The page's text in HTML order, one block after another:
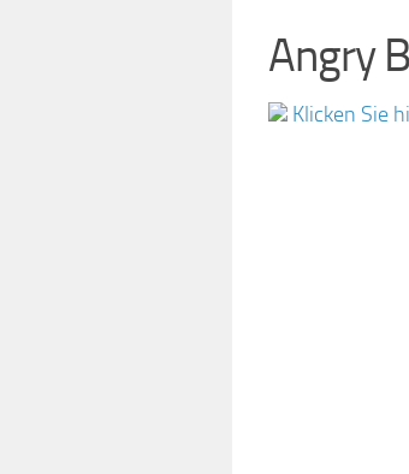
Angry
Klicken Sie